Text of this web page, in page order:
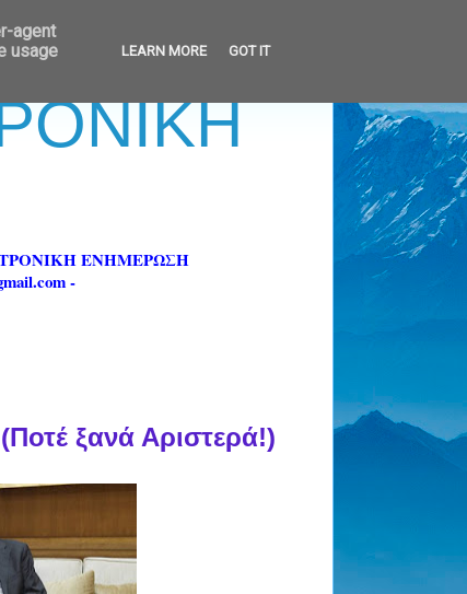
ΕΝΗΜΕΡΩΣΗ
-
ξανά Αριστερά!)
agent
usage
LEARN MORE GOT IT